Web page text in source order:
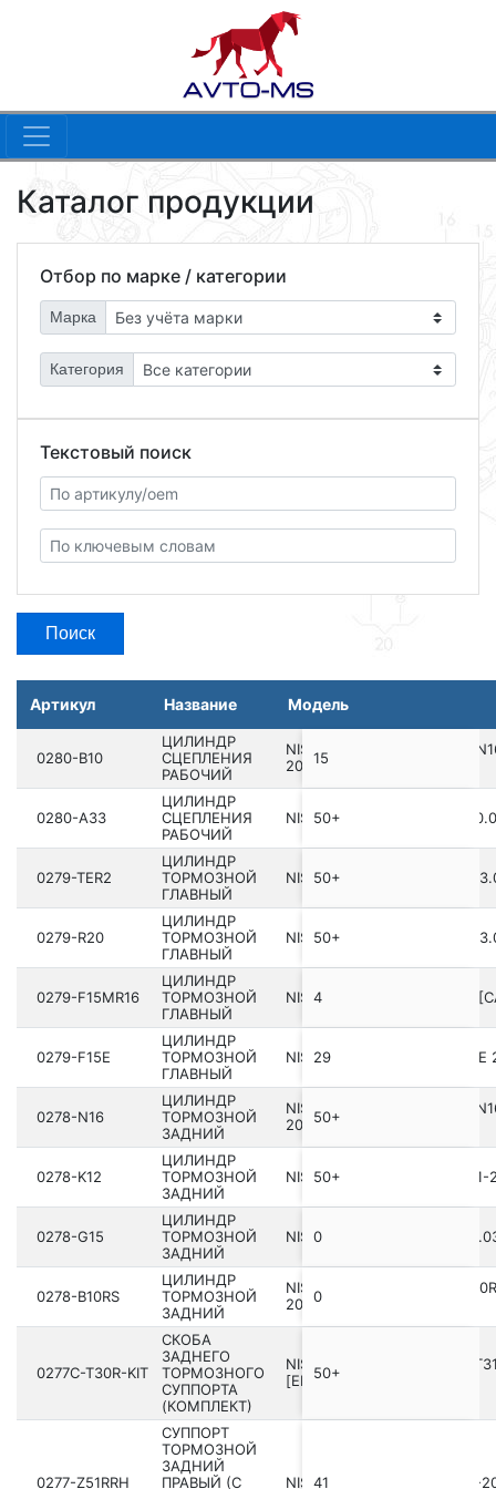
Каталог продукции
Отбор по марке / категории
Марка
Категория
Текстовый поиск
Поиск
Артикул Название Модель
0280-B10
ЦИЛИНДР
СЦЕПЛЕНИЯ
РАБОЧИЙ
NISSAN ALMERA UK MAKE
2006.11 [EL]
15
0280-A33
ЦИЛИНДР
СЦЕПЛЕНИЯ
РАБОЧИЙ
NISSAN MAXIMA CA33
50+
0279-TER2
ЦИЛИНДР
ТОРМОЗНОЙ
ГЛАВНЫЙ
NISSAN TERRANO2 R20
50+
0279-R20
ЦИЛИНДР
ТОРМОЗНОЙ
ГЛАВНЫЙ
NISSAN TERRANO2 R20
50+
0279-F15MR16
ЦИЛИНДР
ТОРМОЗНОЙ
ГЛАВНЫЙ
NISSAN JUKE F15 201­0.07-
4
0279-F15E
ЦИЛИНДР
ТОРМОЗНОЙ
ГЛАВНЫЙ
NISSAN JUKE UK MAKE
29
0278-N16
ЦИЛИНДР
ТОРМОЗНОЙ
ЗАДНИЙ
NISSAN ALMERA UK MAKE
2006.11 [EL]
50+
0278-K12
ЦИЛИНДР
ТОРМОЗНОЙ
ЗАДНИЙ
NISSAN MICRA K12E
50+
0278-G15
ЦИЛИНДР
ТОРМОЗНОЙ
ЗАДНИЙ
NISSAN TERRANO D10
0
0278-B10RS
ЦИЛИНДР
ТОРМОЗНОЙ
ЗАДНИЙ
NISSAN SUNNY/ALMERA
2013.03 [GL]
0
0277C-T30R-KIT
СКОБА
ЗАДНЕГО
ТОРМОЗНОГО
СУППОРТА
(КОМПЛЕКТ)
NISSAN X-TRAIL RUSMAKE
[EL] 50+
0277-Z51RRH
СУППОРТ
ТОРМОЗНОЙ
ЗАДНИЙ
ПРАВЫЙ (С
NISSAN FUGA Y50 200­4.10-
41